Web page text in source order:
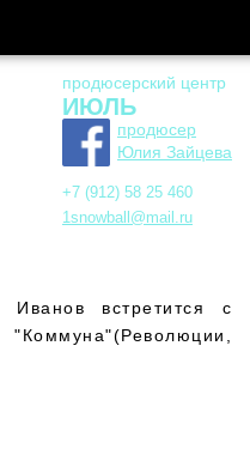
продюсерский центр
ИЮЛЬ
продюсер
Юлия Зайцева
+7 (912) 58 25 460
1snowball@mail.ru
встретится с